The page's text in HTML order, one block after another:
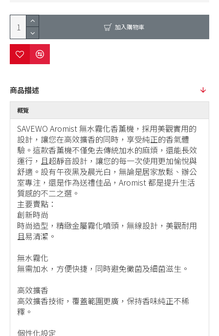
加入購物車
商品描述
概覽
SAVEWO Aromist 無水霧化香薰機，採用美觀實用的
設計，讓您在高效擴香的同時，享受純正的香氣體
驗。這款香薰機不僅免去傳統加水的麻煩，還能長效
運行，且超靜音設計，讓您的每一次使用更加愉悅與
舒適。設有午夜黑及晨光白，無論是居家放鬆、辦公
室專注，還是作為送禮佳品，Aromist 都是提升生活
質感的不二之選。
主要賣點：
創新時尚
時尚造型，精緻金屬霧化噴頭，無線設計，美觀耐用
且易清潔。
無水霧化
無需加水，方便快捷，同時避免黴菌及細菌滋生。
高效擴香
高效擴香技術，覆蓋範圍更廣，保持香味純正不稀
釋。
個性化設定